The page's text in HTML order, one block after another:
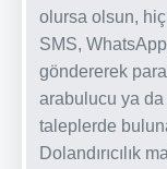
olursa olsun,
SMS,
göndererek
arabulucu ya da
taleplerde
Dolandırıcılık